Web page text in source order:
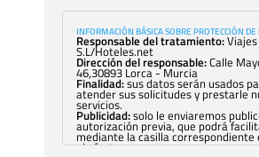
INFORMACIÓN BÁSICA SOBRE PROTECCIÓN DE
Responsable del tratamiento:
S.L/Hoteles.net
Dirección del responsable:Calle
46,30893 Lorca - Murcia
Finalidad:sus datos serán usados
atender sus solicitudes y prestarle
servicios.
Publicidad:solo le enviaremos
autorización previa, que podrá
mediante la casilla correspondiente
al efecto.